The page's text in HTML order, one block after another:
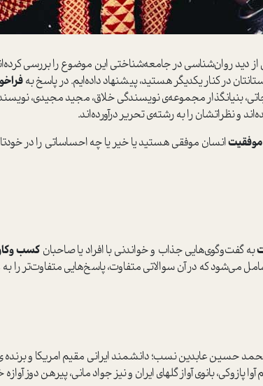
از دید روان‌شناسی در جامعه‌شناختی این موضوع را بررسی
در کنار یکدیگر هستید، پیشنهاد داده‌ایم. در پاسخ به
بنیانگذار مجموعه‌ی نویسندگی خلاق، مجید مجیدی،
و نظراتشان را به رشته‌ی تحریر درآورده‌اند.
موفقیتانسان موفقی هستید یا خیر یا چه احساساتی را در
به گفت‌و‌گوی‌هایی جذاب و خواندنی با افراد یا صاحبان کسب
می‌شود که در آن سوالاتی متفاوت، پاسخ‌هایی متفاوت‌تر
حسین عابدین نسب؛ دانشمند ایرانی مقیم امریکا و برنده ی
بانوی آواز گلهای ایران و نیز جواد مانی، پیرهن دوز